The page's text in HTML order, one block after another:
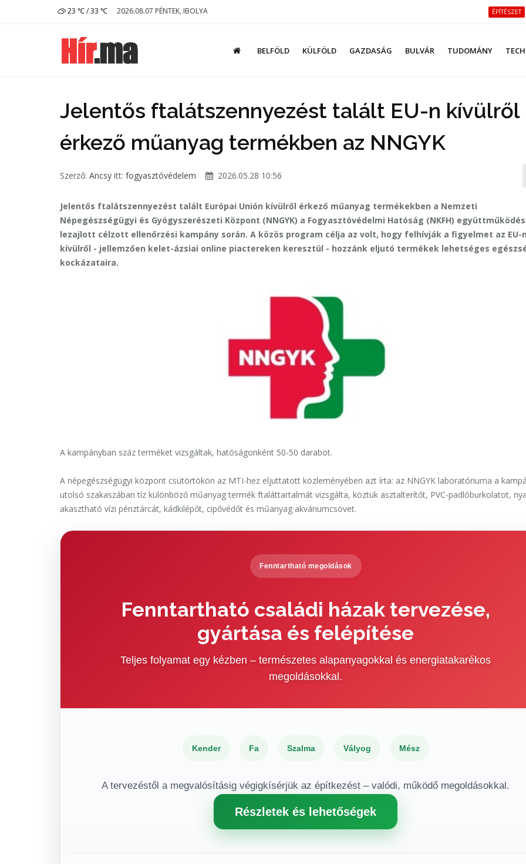
23 ℃ / 33 ℃ 2026.08.07 PÉNTEK, IBOLYA ÉPÍTÉSZET
BELFÖLD KÜLFÖLD GAZDASÁG BULVÁR TUDOMÁNY TECH
Jelentős ftalátszennyezést talált EU-n kívülről
érkező műanyag termékben az NNGYK
Szerző: Ancsy itt: fogyasztóvédelem 2026.05.28 10:56
Jelentős ftalátszennyezést talált Európai Unión kívülről érkező műanyag termékekben a Nemzeti
Népegészségügyi és Gyógyszerészeti Központ (NNGYK) a Fogyasztóvédelmi Hatóság (NKFH)
lezajlott célzott ellenőrzési kampány során. A közös program célja az volt, hogy felhívják a figyelmet az EU-n
kívülről - jellemzően kelet-ázsiai online piactereken keresztül - hozzánk eljutó termékek lehetséges
kockázataira.
A kampányban száz terméket vizsgáltak, hatóságonként 50-50 darabot.
A népegészségügyi központ csütörtökön az MTI-hez eljuttatott közleményében azt írta: az NNGYK laboratóriuma a
utolsó szakaszában tíz különböző műanyag termék ftaláttartalmát vizsgálta, köztük asztalterítőt, PVC-padlóburkolatot,
akasztható vízi pénztárcát, kádkilépőt, cipővédőt és műanyag akváriumcsövet.
Fenntartható megoldások
Fenntartható családi házak tervezése,
gyártása és felépítése
Teljes folyamat egy kézben – természetes alapanyagokkal és energiatakarékos
megoldásokkal.
Kender Fa Szalma Vályog Mész
A tervezéstől a megvalósításig végigkísérjük az építkezést – valódi, működő megoldásokkal.
Részletek és lehetőségek